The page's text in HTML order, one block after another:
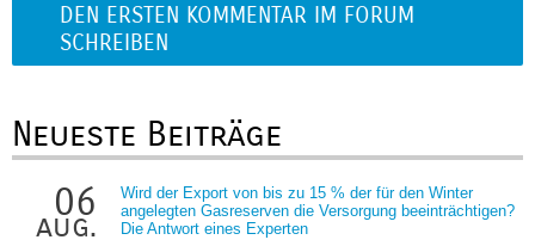
DEN ERSTEN KOMMENTAR IM FORUM
SCHREIBEN
Neueste Beiträge
06
aug.
Wird der Export von bis zu 15 % der für den Winter
angelegten Gasreserven die Versorgung beeinträchtigen?
Die Antwort eines Experten